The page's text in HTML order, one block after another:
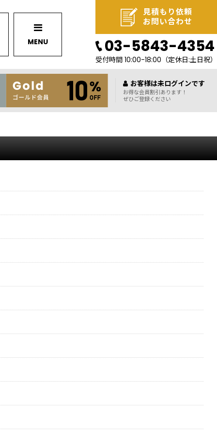
MENU
見積もり依頼
お問い合わせ
03-5843-4354
受付時間 10:00-18:00 （定休日:土日祝）
お客様は未ログインです
お得な会員割引あります！
ぜひご登録ください